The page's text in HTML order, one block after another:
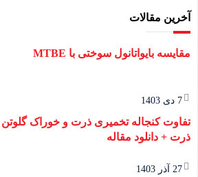
آخرین مقالات
مقایسه بایواتانول سوختی با MTBE
7 دی 1403
تفاوت کنجاله تخمیری ذرت و خوراک گلوتن
ذرت + دانلود مقاله
27 آذر 1403